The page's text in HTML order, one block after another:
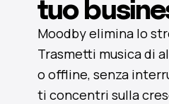
tuo
Moodby elimina lo
Trasmetti musica di
o offline, senza
ti concentri sulla